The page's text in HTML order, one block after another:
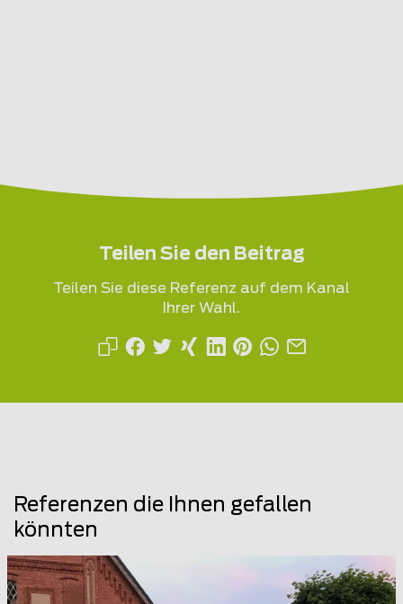
Teilen Sie den Beitrag
Teilen Sie diese Referenz auf dem Kanal
Ihrer Wahl.
Referenzen die Ihnen gefallen
könnten